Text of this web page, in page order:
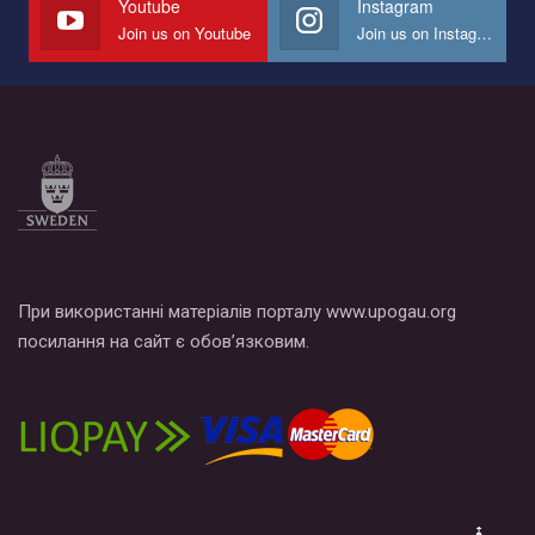
Youtube
Join us on Youtube
Instagram
Join us on Instagram
При використанні матеріалів порталу www.upogau.org
посилання на сайт є обов’язковим.